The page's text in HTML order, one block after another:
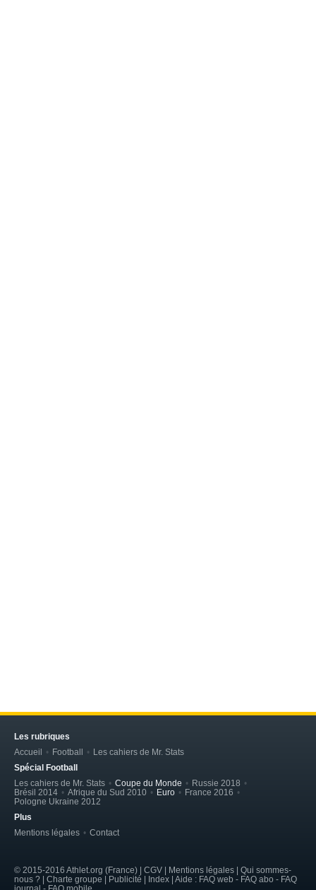
Les rubriques
Accueil
Football
Les cahiers de Mr. Stats
Spécial Football
Les cahiers de Mr. Stats
Coupe du Monde
Russie 2018
Brésil 2014
Afrique du Sud 2010 Euro
France 2016
Pologne Ukraine 2012
Plus
Mentions légales
Contact
© 2015-2016 Athlet.org (France) | CGV | Mentions légales | Qui sommes-
nous ? | Charte groupe | Publicité | Index | Aide : FAQ web - FAQ abo - FAQ